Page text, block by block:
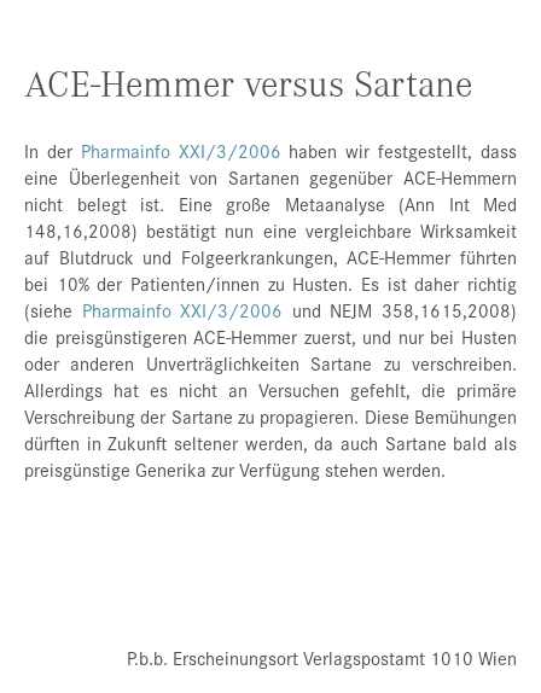
ACE-Hemmer versus Sartane
In der Pharmainfo XXI/3/2006 haben wir festgestellt, dass
eine Überlegenheit von Sartanen gegenüber ACE-Hemmern
nicht belegt ist. Eine große Metaanalyse (Ann Int Med
148,16,2008) bestätigt nun eine vergleichbare Wirksamkeit
auf Blutdruck und Folgeerkrankungen, ACE-Hemmer führten
bei 10% der Patienten/innen zu Husten. Es ist daher richtig
(siehe Pharmainfo XXI/3/2006 und NEJM 358,1615,2008)
die preisgünstigeren ACE-Hemmer zuerst, und nur bei Husten
oder anderen Unverträglichkeiten Sartane zu verschreiben.
Allerdings hat es nicht an Versuchen gefehlt, die primäre
Verschreibung der Sartane zu propagieren. Diese Bemühungen
dürften in Zukunft seltener werden, da auch Sartane bald als
preisgünstige Generika zur Verfügung stehen werden.
P.b.b. Erscheinungsort Verlagspostamt 1010 Wien